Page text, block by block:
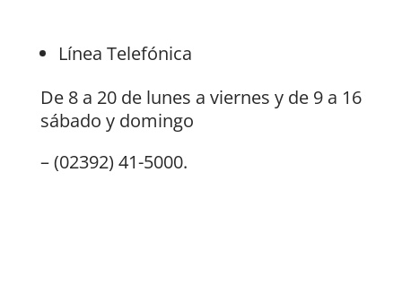
Línea Telefónica
De 8 a 20 de lunes a viernes y de 9 a 16
sábado y domingo
– (02392) 41-5000.